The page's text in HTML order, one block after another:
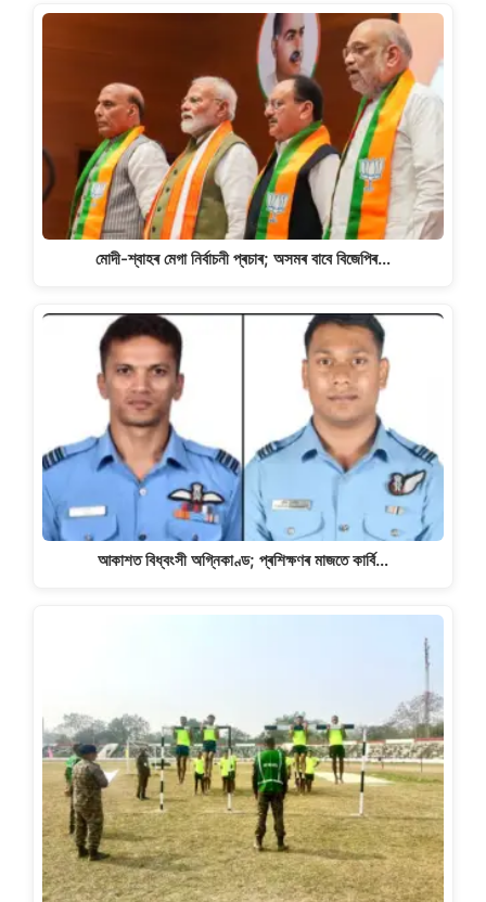
মোদী-শ্বাহৰ মেগা নিৰ্বাচনী প্ৰচাৰ; অসমৰ বাবে বিজেপিৰ…
আকাশত বিধ্বংসী অগ্নিকাণ্ড; প্ৰশিক্ষণৰ মাজতে কাৰ্বি…